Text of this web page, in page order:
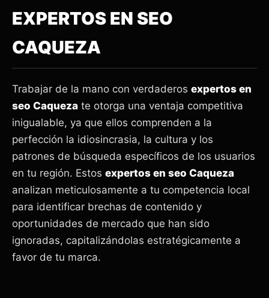
EXPERTOS EN SEO
CAQUEZA
Trabajar de la mano con verdaderos expertos en
seo Caqueza te otorga una ventaja competitiva
inigualable, ya que ellos comprenden a la
perfección la idiosincrasia, la cultura y los
patrones de búsqueda específicos de los usuarios
en tu región. Estos expertos en seo Caqueza
analizan meticulosamente a tu competencia local
para identificar brechas de contenido y
oportunidades de mercado que han sido
ignoradas, capitalizándolas estratégicamente a
favor de tu marca.